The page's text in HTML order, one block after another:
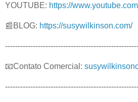
YOUTUBE: https://
📰BLOG: https://susywilkinson.com/
📧Contato Comercial: